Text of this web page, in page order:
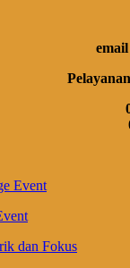
Event
dan Fokus